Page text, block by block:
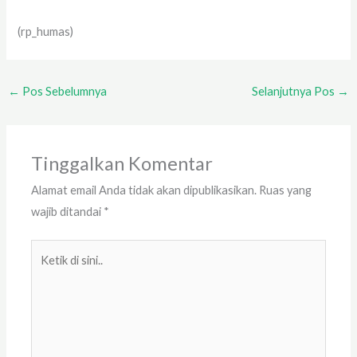
(rp_humas)
← Pos Sebelumnya Selanjutnya Pos →
Tinggalkan Komentar
Alamat email Anda tidak akan dipublikasikan. Ruas yang
wajib ditandai *